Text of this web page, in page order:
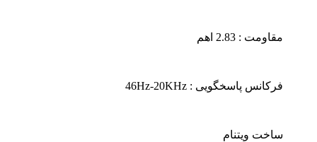
مقاومت : 2.83 اهم
فرکانس پاسخگویی : 46Hz-20KHz
ساخت ویتنام